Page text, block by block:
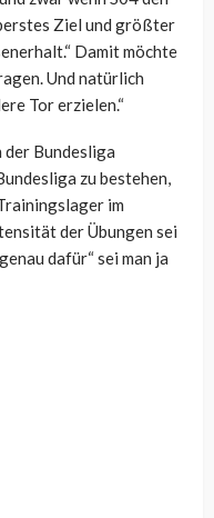
Ziel und größter
Damit möchte
Und natürlich
Tor erzielen.“
Bundesliga
zu bestehen,
im
der Übungen sei
dafür“ sei man ja